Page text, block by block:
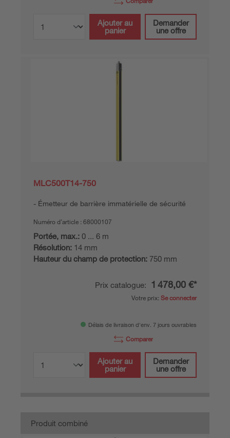
Ajouter au
panier
Demander
une offre
MLC500T14-750
Émetteur de barrière immatérielle de sécurité
Numéro d’article : 68000107
Portée, max.: 0 ... 6 m
Résolution: 14 mm
Hauteur du champ de protection: 750 mm
Prix catalogue: 1 478,00 €*
Votre prix: Se connecter
Délais de livraison d'env. 7 jours ouvrables
Comparer
Ajouter au
panier
Demander
une offre
Produit combiné